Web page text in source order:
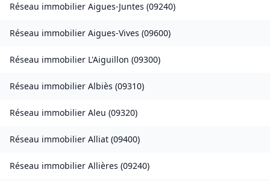
Réseau immobilier Aigues-Juntes (09240)
Réseau immobilier Aigues-Vives (09600)
Réseau immobilier L'Aiguillon (09300)
Réseau immobilier Albiès (09310)
Réseau immobilier Aleu (09320)
Réseau immobilier Alliat (09400)
Réseau immobilier Allières (09240)